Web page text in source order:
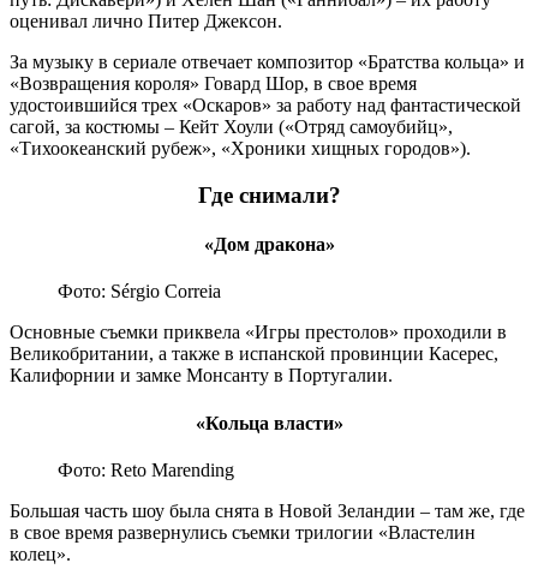
оценивал лично Питер Джексон.
За музыку в сериале отвечает композитор «Братства кольца» и
«Возвращения короля» Говард Шор, в свое время
удостоившийся трех «Оскаров» за работу над фантастической
сагой, за костюмы – Кейт Хоули («Отряд самоубийц»,
«Тихоокеанский рубеж», «Хроники хищных городов»).
Где снимали?
«Дом дракона»
Фото: Sérgio Correia
Основные съемки приквела «Игры престолов» проходили в
Великобритании, а также в испанской провинции Касерес,
Калифорнии и замке Монсанту в Португалии.
«Кольца власти»
Фото: Reto Marending
Большая часть шоу была снята в Новой Зеландии – там же, где
в свое время развернулись съемки трилогии «Властелин
колец».